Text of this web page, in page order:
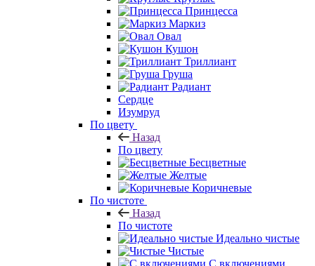
Принцесса
Маркиз
Овал
Кушон
Триллиант
Груша
Радиант
Сердце
Изумруд
По цвету
Назад
По цвету
Бесцветные
Желтые
Коричневые
По чистоте
Назад
По чистоте
Идеально чистые
Чистые
С включениями